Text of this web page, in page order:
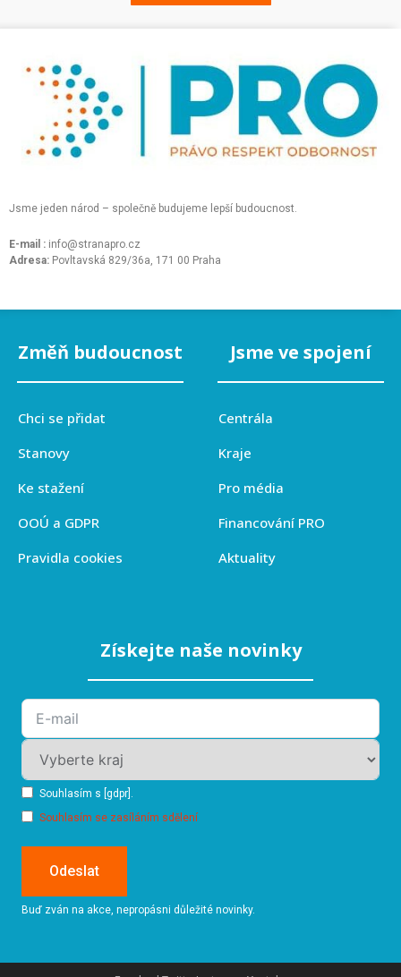
Jsme jeden národ – společně budujeme lepší budoucnost.
E-mail : info@stranapro.cz
Adresa: Povltavská 829/36a, 171 00 Praha
Změň budoucnost
Chci se přidat
Stanovy
Ke stažení
OOÚ a GDPR
Pravidla cookies
Jsme ve spojení
Centrála
Kraje
Pro média
Financování PRO
Aktuality
Získejte naše novinky
Souhlasím s [gdpr].
Souhlasím se zasíláním sdělení
Odeslat
Buď zván na akce, nepropásni důležité novinky.